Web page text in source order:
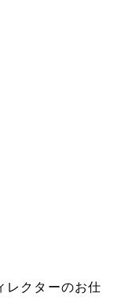
レクターのお仕